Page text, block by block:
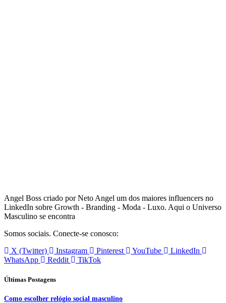
Angel Boss criado por Neto Angel um dos maiores influencers no
LinkedIn sobre Growth - Branding - Moda - Luxo. Aqui o Universo
Masculino se encontra
Somos sociais. Conecte-se conosco:
X (Twitter)
Instagram Pinterest YouTube
LinkedIn
WhatsApp
Reddit TikTok
Últimas Postagens
Como escolher relógio social masculino